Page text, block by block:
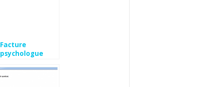
Facture
psychologue